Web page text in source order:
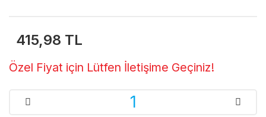
415,98 TL
Özel Fiyat için Lütfen İletişime Geçiniz!